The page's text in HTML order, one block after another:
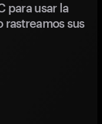
para usar la
rastreamos sus